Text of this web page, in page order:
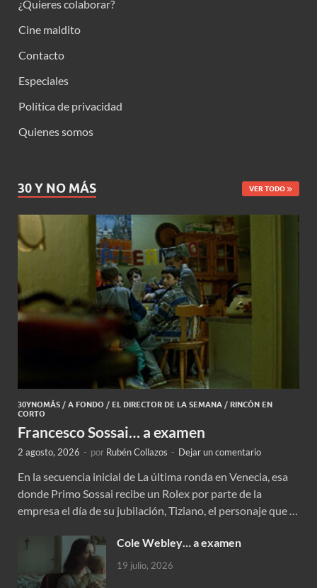
¿Quieres colaborar?
Cine maldito
Contacto
Especiales
Política de privacidad
Quienes somos
30 Y NO MÁS VER TODO
30YNOMÁS / A FONDO / EL DIRECTOR DE LA SEMANA / RINCÓN EN
CORTO
Francesco Sossai… a examen
2 agosto, 2026 - por Rubén Collazos - Dejar un comentario
En la secuencia inicial de La última ronda en Venecia, esa
donde Primo Sossai recibe un Rolex por parte de la
empresa el día de su jubilación, Tiziano, el personaje que …
Cole Webley… a examen
19 julio, 2026